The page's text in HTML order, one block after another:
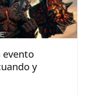
evento
y